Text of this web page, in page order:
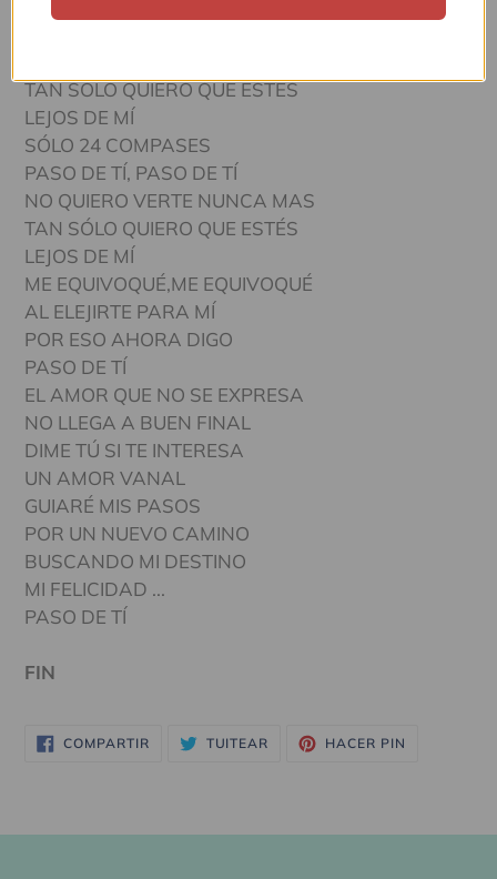
TODO ME DA IGUAL
TAN SÓLO QUIERO QUE ESTÉS
LEJOS DE MÍ
SÓLO 24 COMPASES
PASO DE TÍ, PASO DE TÍ
NO QUIERO VERTE NUNCA MAS
TAN SÓLO QUIERO QUE ESTÉS
LEJOS DE MÍ
ME EQUIVOQUÉ,ME EQUIVOQUÉ
AL ELEJIRTE PARA MÍ
POR ESO AHORA DIGO
PASO DE TÍ
EL AMOR QUE NO SE EXPRESA
NO LLEGA A BUEN FINAL
DIME TÚ SI TE INTERESA
UN AMOR VANAL
GUIARÉ MIS PASOS
POR UN NUEVO CAMINO
BUSCANDO MI DESTINO
MI FELICIDAD ...
PASO DE TÍ
FIN
COMPARTIRCOMPARTIR
EN
TUITEAR TUITEARHACER PIN